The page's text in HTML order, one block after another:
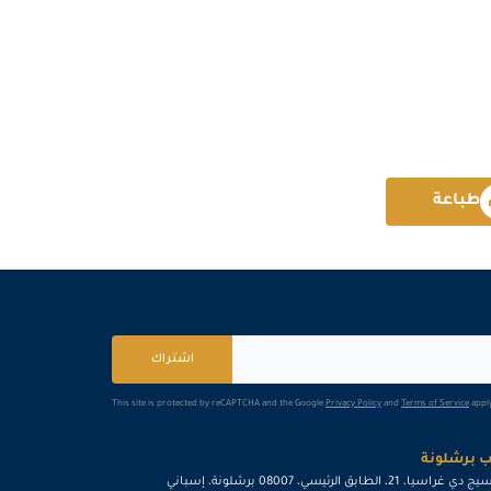
التفاصيل
القاهرة التفاصيل
طباعة
اشتراك
This site is protected by reCAPTCHA and the Google Privacy Policy and Terms of Service
برشلونة
غراسيا، 21، الطابق الرئيسي، 08007 برشلونة، إسباني